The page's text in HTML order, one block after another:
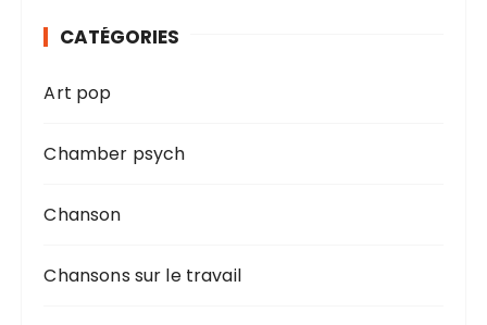
CATÉGORIES
Art pop
Chamber psych
Chanson
Chansons sur le travail